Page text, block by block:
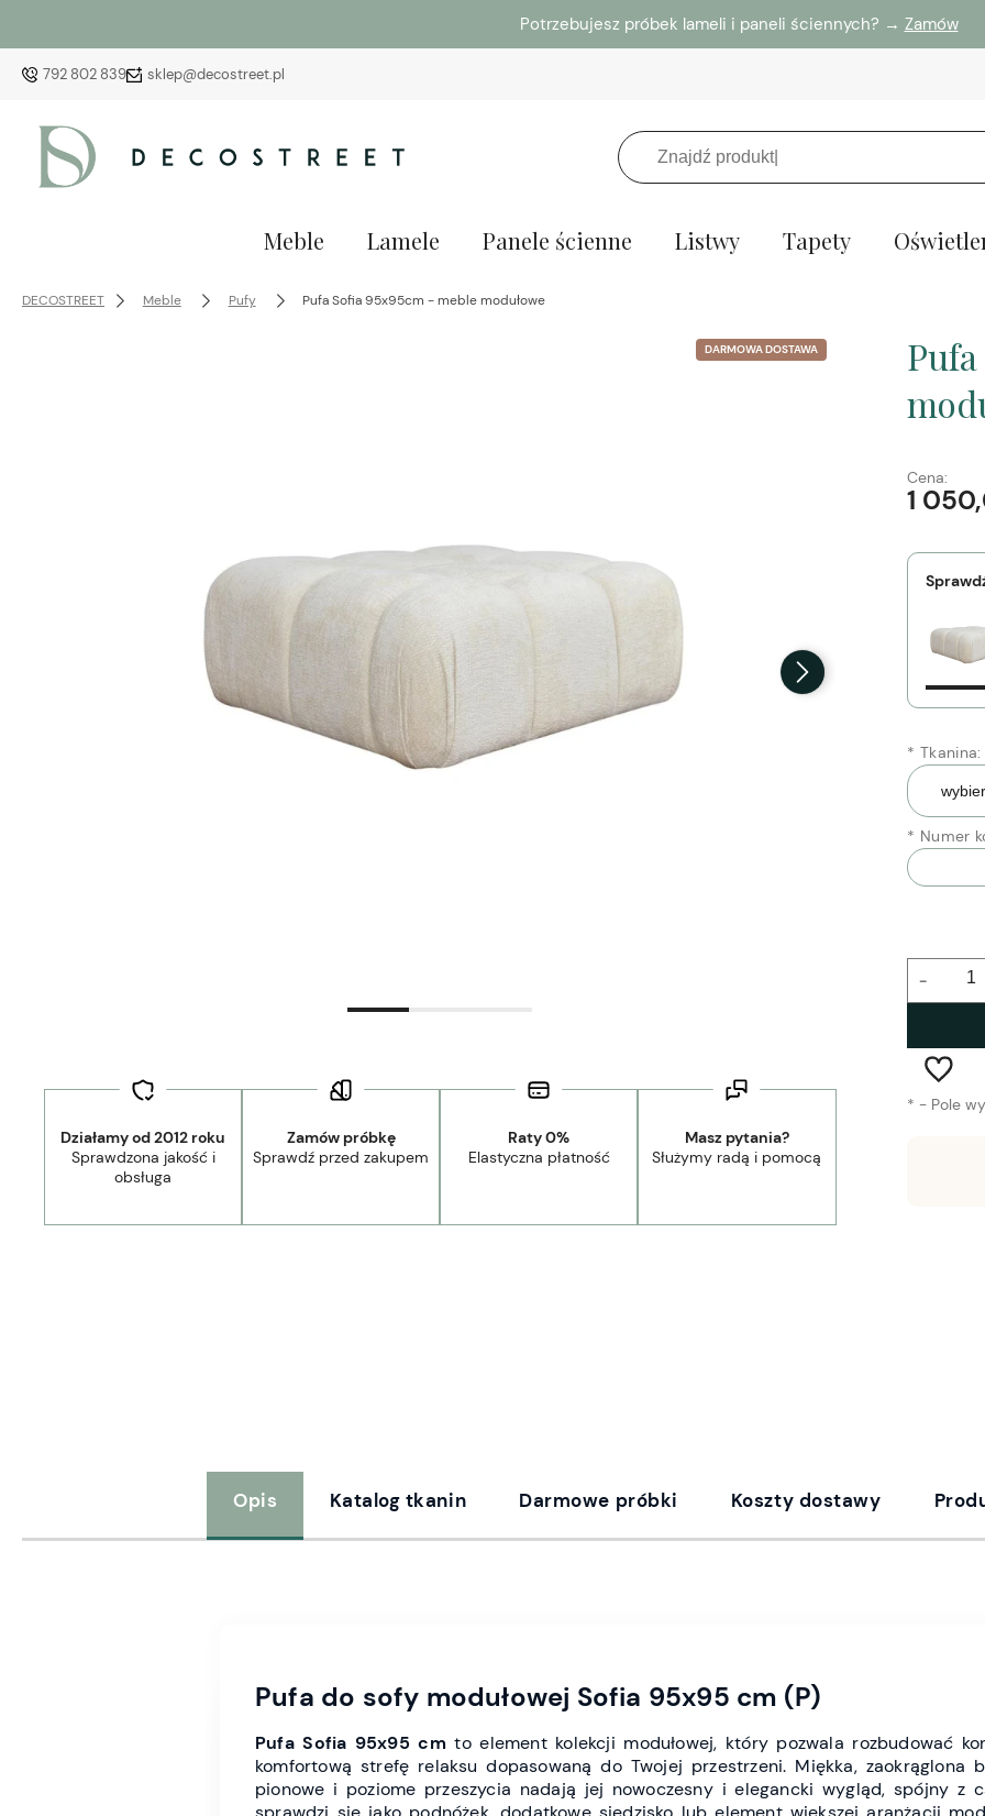
Potrzebujesz próbek lameli i paneli ściennych? → Zamów
792 802 839 sklep@decostreet.pl
Meble Lamele Panele ścienne Listwy Tapety
DECOSTREET Meble Pufy Pufa Sofia 95x95cm - meble modułowe
DARMOWA DOSTAWA
Działamy od 2012 roku
Sprawdzona jakość i
obsługa
Zamów próbkę
Sprawdź przed zakupem
Raty 0%
Elastyczna płatność
Masz pytania?
Służymy radą i pomocą
Cena:
1
* Tkanina:
* Numer
-
* - Pole
Dostawa: Darmowa 3-5 tygodni
Opis Katalog tkanin Darmowe próbki Koszty dostawy
Pufa do sofy modułowej Sofia 95x95 cm (P)
Pufa Sofia 95x95 cmto element kolekcji modułowej, który pozwala rozbudować
komfortową strefę relaksu dopasowaną do Twojej przestrzeni. Miękka, zaokrąglona
pionowe i poziome przeszycia nadają jej nowoczesny i elegancki wygląd, spójny z